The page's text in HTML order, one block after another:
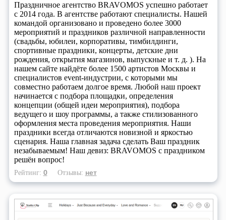
Праздничное агентство BRAVOMOS успешно работает
с 2014 года. В агентстве работают специалисты. Нашей
командой организовано и проведено более 3000
мероприятий и праздников различной направленности
(свадьбы, юбилеи, корпоративы, тимбилдинги,
спортивные праздники, концерты, детские дни
рождения, открытия магазинов, выпускные и т. д. ). На
нашем сайте найдёте более 1500 артистов Москвы и
специалистов event-индустрии, с которыми мы
совместно работаем долгое время. Любой наш проект
начинается с подбора площадки, определения
концепции (общей идеи мероприятия), подбора
ведущего и шоу программы, а также стилизованного
оформления места проведения мероприятия. Наши
праздники всегда отличаются новизной и яркостью
сценария. Наша главная задача сделать Ваш праздник
незабываемым! Наш девиз: BRAVOMOS с праздником
решён вопрос!
Рейтинг: 0 Отзывы: нет